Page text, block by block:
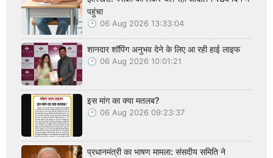
पहुंचा
06 Aug 2026 13:33:04
शानदार शॉपिंग अनुभव देने के लिए आ रही हाई लाइफ
06 Aug 2026 10:01:21
इस मांग का क्या मतलब?
06 Aug 2026 09:23:37
प्रधानमंत्री का भाषण मामला: संसदीय समिति ने